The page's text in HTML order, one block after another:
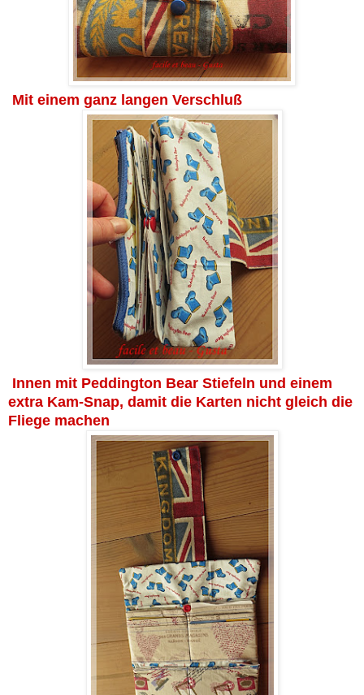
Mit einem ganz langen Verschluß
Innen mit Peddington Bear Stiefeln und einem
extra Kam-Snap, damit die Karten nicht gleich die
Fliege machen